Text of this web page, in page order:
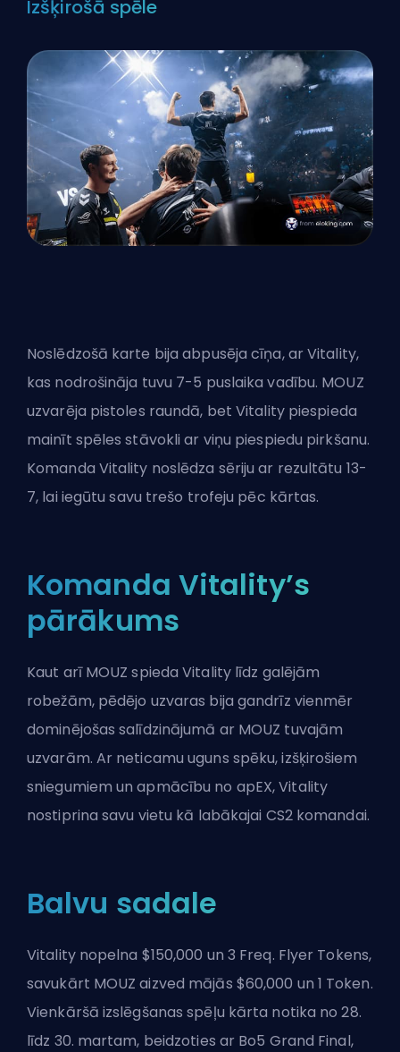
Izšķirošā spēle
Noslēdzošā karte bija abpusēja cīņa, ar Vitality,
kas nodrošināja tuvu 7-5 puslaika vadību. MOUZ
uzvarēja pistoles raundā, bet Vitality piespieda
mainīt spēles stāvokli ar viņu piespiedu pirkšanu.
Komanda Vitality noslēdza sēriju ar rezultātu 13-
7, lai iegūtu savu trešo trofeju pēc kārtas.
Komanda Vitality’s
pārākums
Kaut arī MOUZspieda Vitality līdz galējām
robežām, pēdējo uzvaras bija gandrīz vienmēr
dominējošas salīdzinājumā ar MOUZ tuvajām
uzvarām. Ar neticamu uguns spēku, izšķirošiem
sniegumiem un apmācību no apEX, Vitality
nostiprina savu vietu kā labākajai CS2 komandai.
Balvu sadale
Vitality nopelna $150,000 un 3 Freq. Flyer Tokens,
savukārt MOUZ aizved mājās $60,000 un 1 Token.
Vienkāršā izslēgšanas spēļu kārta notika no 28.
līdz 30. martam, beidzoties ar Bo5 Grand Final,